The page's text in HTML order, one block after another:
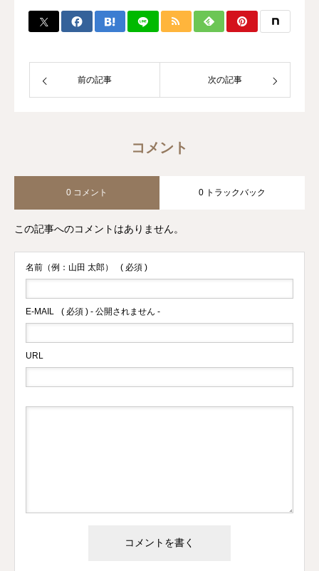
前の記事 次の記事
コメント
0 コメント 0 トラックバック
この記事へのコメントはありません。
名前（例：山田 太郎） ( 必須 )
E-MAIL ( 必須 ) - 公開されません -
URL